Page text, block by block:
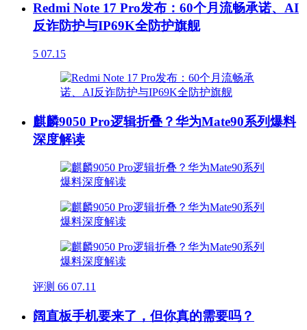
Redmi Note 17 Pro发布：60个月流畅承诺、AI
反诈防护与IP69K全防护旗舰
5 07.15
麒麟9050 Pro逻辑折叠？华为Mate90系列爆料
深度解读
评测 66 07.11
阔直板手机要来了，但你真的需要吗？